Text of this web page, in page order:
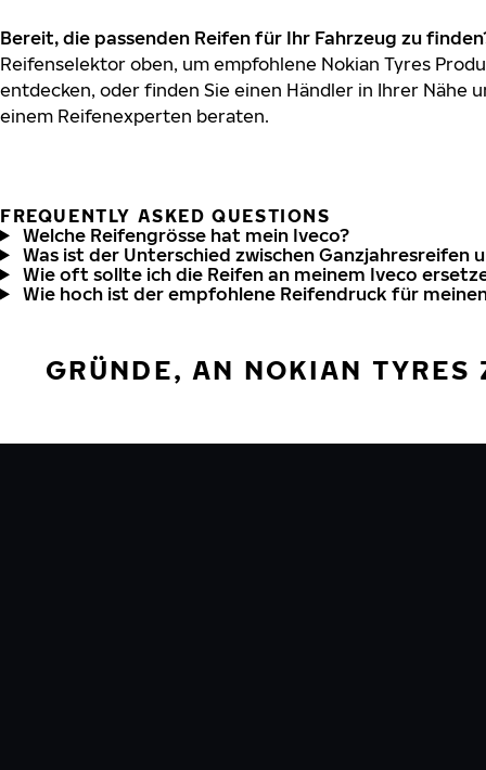
Bereit, die passenden Reifen für Ihr Fahrzeug zu
Reifenselektor oben, um empfohlene Nokian Tyres
entdecken, oder finden Sie einen Händler in Ihrer Nähe
einem Reifenexperten beraten.
FREQUENTLY ASKED QUESTIONS
Welche Reifengrösse hat mein Iveco?
Was ist der Unterschied zwischen Ganzjahresreifen
Wie oft sollte ich die Reifen an meinem Iveco
Wie hoch ist der empfohlene Reifendruck für
GRÜNDE, AN NOKIAN TYRES